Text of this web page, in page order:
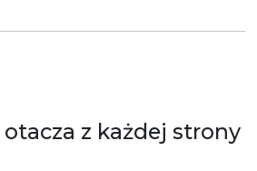
z każdej strony